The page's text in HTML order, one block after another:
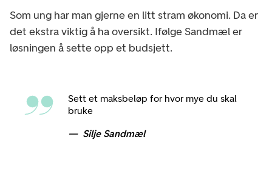
Som ung har man gjerne en litt stram økonomi. Da er
det ekstra viktig å ha oversikt. Ifølge Sandmæl er
løsningen å sette opp et budsjett.
Sett et maksbeløp for hvor mye du skal
bruke
Silje Sandmæl